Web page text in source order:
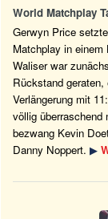
World Matchplay
Gerwyn Price
Matchplay in einem
Waliser war
Rückstand
Verlängerung mit
völlig
bezwang Kevin
Danny Noppert. ▶